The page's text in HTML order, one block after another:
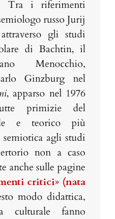
Tra i riferimenti
russo Jurij
gli studi
di Bachtin, il
Menocchio,
Ginzburg nel
, apparso nel 1976
primizie del
e teorico più
agli studi
non a caso
anche sulle pagine
critici» (nata
modo didattica,
culturale fanno